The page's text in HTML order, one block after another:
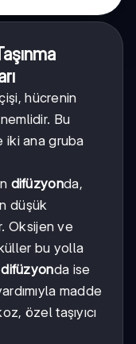
hücrenin
Bu
iki ana gruba
difüzyonda,
düşük
Oksijen ve
bu yolla
difüzyonda ise
madde
özel taşıyıcı